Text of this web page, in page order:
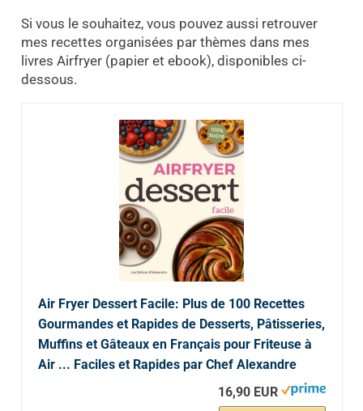
Si vous le souhaitez, vous pouvez aussi retrouver
mes recettes organisées par thèmes dans mes
livres Airfryer (papier et ebook), disponibles ci-
dessous.
Air Fryer Dessert Facile: Plus de 100 Recettes
Gourmandes et Rapides de Desserts, Pâtisseries,
Muffins et Gâteaux en Français pour Friteuse à
Air ... Faciles et Rapides par Chef Alexandre
16,90 EUR